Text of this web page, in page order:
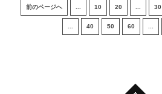
前のページへ 10 20 30
40 50 60